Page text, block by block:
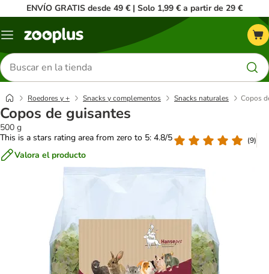
ENVÍO GRATIS desde 49 € | Solo 1,99 € a partir de 29 €
Menú
Buscar
productos
Roedores y + Snacks y complementos Snacks naturales Copos
Copos de guisantes
500 g
This is a stars rating area from zero to 5: 4.8/5
(9)
Valora el producto